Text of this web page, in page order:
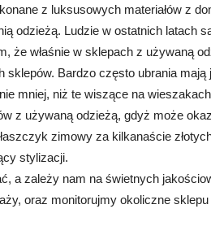
z luksusowych materiałów z
odzieżą. Ludzie w ostatnich latach
że właśnie w sklepach z używaną
sklepów. Bardzo często ubrania
mniej, niż te wiszące na
z używaną odzieżą, gdyż może
zimowy za kilkanaście
stylizacji.
a zależy nam na świetnych
oraz monitorujmy okoliczne